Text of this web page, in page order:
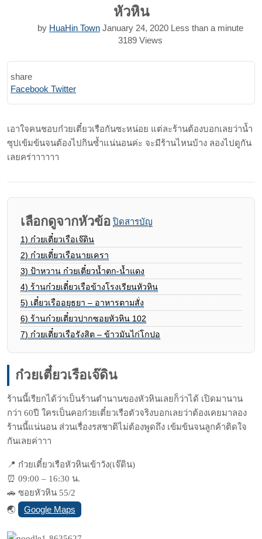
หัวหิน
by HuaHin Town January 24, 2020 Less than a minute
3189 Views
share
Facebook TwitterPrint
Share
เอาใจคนชอบก๋วยเตี๋ยวเรือกันซะหน่อย แต่ละร้านต้องบอกเลยว่าน้ำ
ซุปเข้มข้นจนต้องไปกินซ้ำแน่นอนค่ะ จะมีร้านไหนบ้าง ลองไปดูกัน
เลยคร่าาาาาา
เลือกดูจากหัวข้อ ปิดสารบัญ
1) ก๋วยเตี๋ยวเรือเจ๊ดิน
2) ก๋วยเตี๋ยวเรือนายเครา
3) ป้าหวาน ก๋วยเตี๋ยวน้ำตก-น้ำแดง
4) ร้านก๋วยเตี๋ยวเรือข้างโรงเรียนหัวหิน
5) เตี๋ยวเรืออยุธยา – อาหารตามสั่ง
6) ร้านก๋วยเตี๋ยวปากซอยหัวหิน 102
7) ก๋วยเตี๋ยวเรือรังสิต – ข้าวมันไก่โกปอ
ก๋วยเตี๋ยวเรือเจ๊ดิน
ร้านนี้เรียกได้ว่าเป็นร้านตำนานของหัวหินเลยก็ว่าได้ เปิดมานาน
กว่า 60ปี ใครเป็นคอก๋วยเตี๋ยวเรือตัวจริงบอกเลยว่าต้องเคยมาลอง
ร้านนี้แน่นอน ส่วนเรื่องรสชาติไม่ต้องพูดถึง เข้มข้นจนลูกค้าติดใจ
กันเลยค่าาา
📍 ก๋วยเตี๋ยวเรือหัวหินเข้าวัง(เจ๊ดิน)
⏰ 09:00 – 16:30 น.
🚗 ซอยหัวหิน 55/2
🌏
Google Maps